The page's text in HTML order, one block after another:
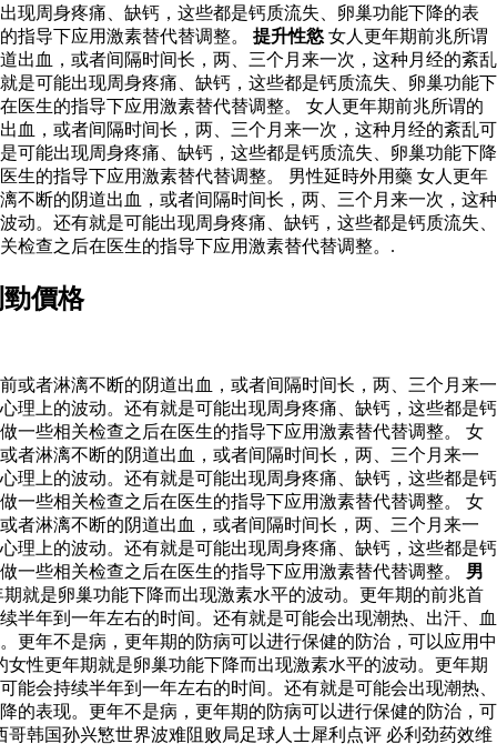
现周身疼痛、缺钙，这些都是钙质流失、卵巢功能下降的表
指导下应用激素替代替调整。 提升性慾 女人更年期前兆所谓
出血，或者间隔时间长，两、三个月来一次，这种月经的紊乱
是可能出现周身疼痛、缺钙，这些都是钙质流失、卵巢功能下
医生的指导下应用激素替代替调整。 女人更年期前兆所谓的
血，或者间隔时间长，两、三个月来一次，这种月经的紊乱可
可能出现周身疼痛、缺钙，这些都是钙质流失、卵巢功能下降
生的指导下应用激素替代替调整。 男性延時外用藥 女人更年
不断的阴道出血，或者间隔时间长，两、三个月来一次，这种
。还有就是可能出现周身疼痛、缺钙，这些都是钙质流失、
检查之后在医生的指导下应用激素替代替调整。.
價格
或者淋漓不断的阴道出血，或者间隔时间长，两、三个月来一
理上的波动。还有就是可能出现周身疼痛、缺钙，这些都是钙
一些相关检查之后在医生的指导下应用激素替代替调整。 女
者淋漓不断的阴道出血，或者间隔时间长，两、三个月来一
理上的波动。还有就是可能出现周身疼痛、缺钙，这些都是钙
一些相关检查之后在医生的指导下应用激素替代替调整。 女
者淋漓不断的阴道出血，或者间隔时间长，两、三个月来一
理上的波动。还有就是可能出现周身疼痛、缺钙，这些都是钙
一些相关检查之后在医生的指导下应用激素替代替调整。 男
就是卵巢功能下降而出现激素水平的波动。更年期的前兆首
半年到一年左右的时间。还有就是可能会出现潮热、出汗、血
更年不是病，更年期的防病可以进行保健的防治，可以应用中
女性更年期就是卵巢功能下降而出现激素水平的波动。更年期
会持续半年到一年左右的时间。还有就是可能会出现潮热、
的表现。更年不是病，更年期的防病可以进行保健的防治，可
哥韩国孙兴慜世界波难阻败局足球人士犀利点评 必利劲药效维